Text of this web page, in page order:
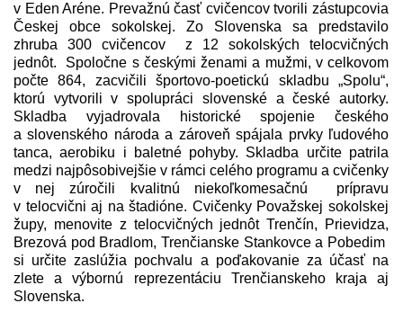
v Eden Aréne. Prevažnú časť cvičencov tvorili zástupcovia
Českej obce sokolskej. Zo Slovenska sa predstavilo
zhruba 300 cvičencov z 12 sokolských telocvičných
jednôt. Spoločne s českými ženami a mužmi, v celkovom
počte 864, zacvičili športovo-poetickú skladbu „Spolu“,
ktorú vytvorili v spolupráci slovenské a české autorky.
Skladba vyjadrovala historické spojenie českého
a slovenského národa a zároveň spájala prvky ľudového
tanca, aerobiku i baletné pohyby. Skladba určite patrila
medzi najpôsobivejšie v rámci celého programu a cvičenky
v nej zúročili kvalitnú niekoľkomesačnú prípravu
v telocvični aj na štadióne. Cvičenky Považskej sokolskej
župy, menovite z telocvičných jednôt Trenčín, Prievidza,
Brezová pod Bradlom, Trenčianske Stankovce a Pobedim
si určite zaslúžia pochvalu a poďakovanie za účasť na
zlete a výbornú reprezentáciu Trenčianskeho kraja aj
Slovenska.